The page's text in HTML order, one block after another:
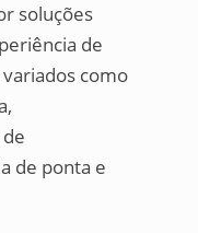
soluções
de
como
de ponta e